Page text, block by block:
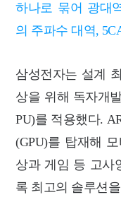
하나로 묶어 광대
의 주파수 대역,
삼성전자는 설계
상을 위해 독자개
PU)를 적용했다.
(GPU)를 탑재해
상과 게임 등 고사
록 최고의 솔루션